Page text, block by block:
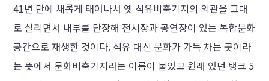
41년 만에 새롭게 태어나서 옛 석유비축기지의 외관을 그대
로 살리면서 내부를 단장해 전시장과 공연장이 있는 복합문화
공간으로 재생한 것이다. 석유 대신 문화가 가득 차는 곳이라
는 뜻에서 문화비축기지라는 이름이 붙었고 원래 있던 탱크 5